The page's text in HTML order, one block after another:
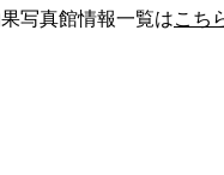
写真館情報一覧はこち